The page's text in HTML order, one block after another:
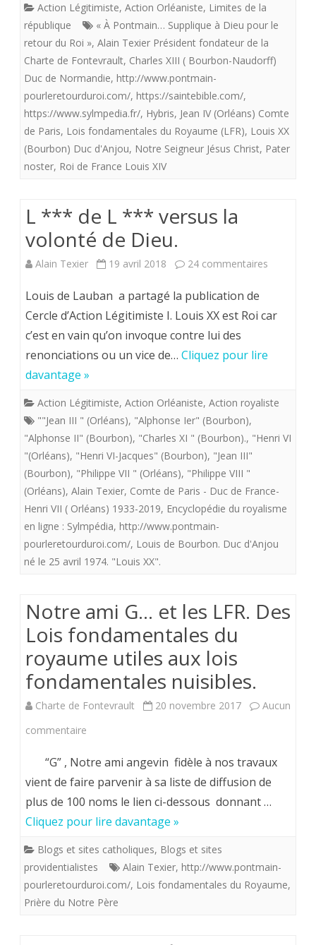
Lois
Royaume
Action Légitimiste, Action Orléaniste, Limites de la
république
« À Pontmain… Supplique à Dieu pour le
retour du Roi », Alain Texier Président fondateur de la
Charte de Fontevrault, Charles XIII ( Bourbon-Naudorff)
Duc de Normandie, http://www.pontmain-
pourleretourduroi.com/, https://saintebible.com/,
https://www.sylmpedia.fr/, Hybris, Jean IV (Orléans) Comte
de Paris, Lois fondamentales du Royaume (LFR), Louis XX
(Bourbon) Duc d'Anjou, Notre Seigneur Jésus Christ, Pater
noster, Roi de France Louis XIV
L *** de L *** versus la
volonté de Dieu.
Alain Texier 19 avril 2018 24 commentaires
***
la
Dieu.
Louis de Lauban a partagé la publication de
Cercle d’Action Légitimiste I. Louis XX est Roi car
c’est en vain qu’on invoque contre lui des
renonciations ou un vice de… Cliquez pour lire
davantage »
Action Légitimiste, Action Orléaniste, Action royaliste
""Jean III " (Orléans), "Alphonse Ier" (Bourbon),
"Alphonse II" (Bourbon), "Charles XI " (Bourbon)., "Henri VI
"(Orléans), "Henri VI-Jacques" (Bourbon), "Jean III"
(Bourbon), "Philippe VII " (Orléans), "Philippe VIII "
(Orléans), Alain Texier, Comte de Paris - Duc de France-
Henri VII ( Orléans) 1933-2019, Encyclopédie du royalisme
en ligne : Sylmpédia, http://www.pontmain-
pourleretourduroi.com/, Louis de Bourbon. Duc d'Anjou
né le 25 avril 1974. "Louis XX".
Notre ami G… et les LFR. Des
Lois fondamentales du
royaume utiles aux lois
fondamentales nuisibles.
Charte de Fontevrault 20 novembre 2017
Aucun
commentaire
ami
G…
et
les
Des
“G” , Notre ami angevin fidèle à nos travaux
vient de faire parvenir à sa liste de diffusion de
plus de 100 noms le lien ci-dessous donnant …
Cliquez pour lire davantage »
Blogs et sites catholiques, Blogs et sites
providentialistes
Alain Texier, http://www.pontmain-
pourleretourduroi.com/, Lois fondamentales du Royaume,
Prière du Notre Père